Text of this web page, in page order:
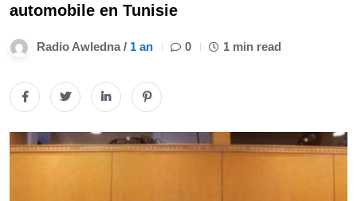
automobile en Tunisie
Radio Awledna / 1 an 0 1 min read